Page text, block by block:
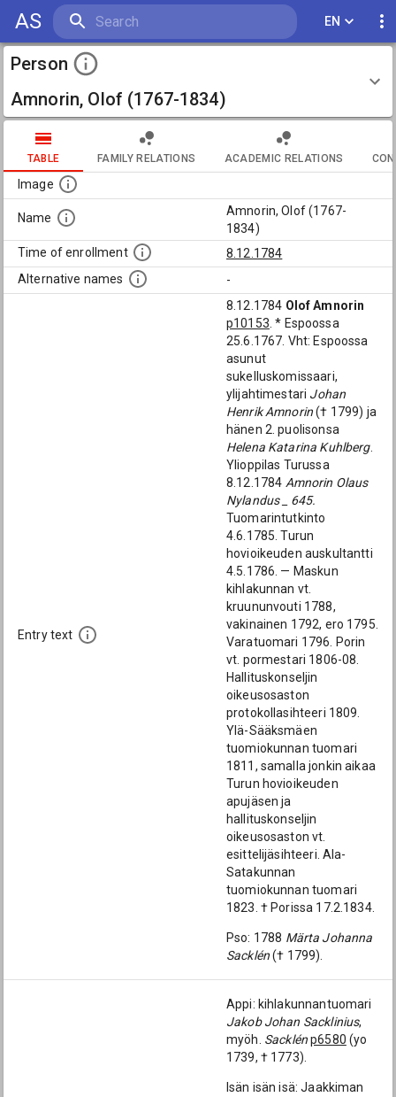
AS EN
Person
Amnorin, Olof (1767-1834)
TABLE FAMILY RELATIONS ACADEMIC RELATIONS
Image
Name
Amnorin, Olof (1767-
1834)
Time of enrollment
8.12.1784
Alternative names
-
Entry text
8.12.1784 Olof Amnorin
p10153 . * Espoossa
25.6.1767. Vht: Espoossa
asunut
sukelluskomissaari,
ylijahtimestari Johan
Henrik Amnorin(† 1799) ja
hänen 2. puolisonsa
Helena Katarina Kuhlberg.
Ylioppilas Turussa
8.12.1784 Amnorin Olaus
Nylandus _ 645.
Tuomarintutkinto
4.6.1785. Turun
hovioikeuden auskultantti
4.5.1786. — Maskun
kihlakunnan vt.
kruununvouti 1788,
vakinainen 1792, ero 1795.
Varatuomari 1796. Porin
vt. pormestari 1806-08.
Hallituskonseljin
oikeusosaston
protokollasihteeri 1809.
Ylä-Sääksmäen
tuomiokunnan tuomari
1811, samalla jonkin aikaa
Turun hovioikeuden
apujäsen ja
hallituskonseljin
oikeusosaston vt.
esittelijäsihteeri. Ala-
Satakunnan
tuomiokunnan tuomari
1823. † Porissa 17.2.1834.
Pso: 1788 Märta Johanna
Sacklén(† 1799).
Appi: kihlakunnantuomari
Jakob Johan Sacklinius,
myöh. Sacklénp6580 (yo
1739, † 1773).
Isän isän isä: Jaakkiman